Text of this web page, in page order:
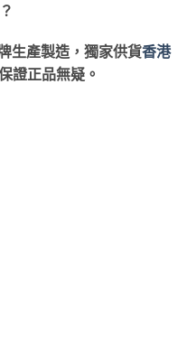
生產製造，獨家供貨香港
證正品無疑。